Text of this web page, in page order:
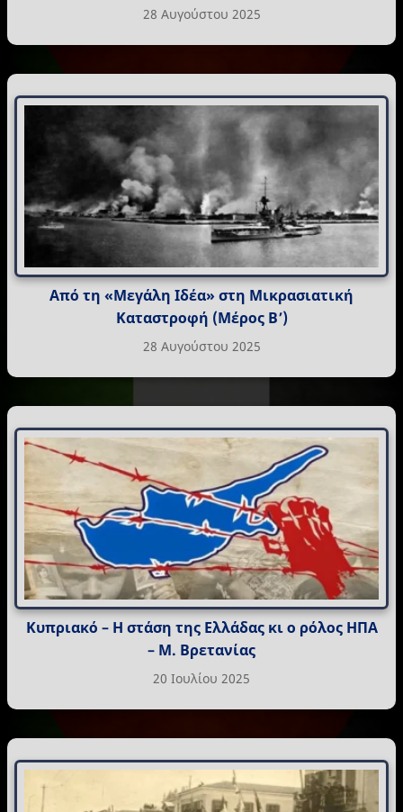
28 Αυγούστου 2025
Από τη «Μεγάλη Ιδέα» στη Μικρασιατική
Καταστροφή (Μέρος Β’)
28 Αυγούστου 2025
Κυπριακό – Η στάση της Ελλάδας κι ο ρόλος ΗΠΑ
– Μ. Βρετανίας
20 Ιουλίου 2025